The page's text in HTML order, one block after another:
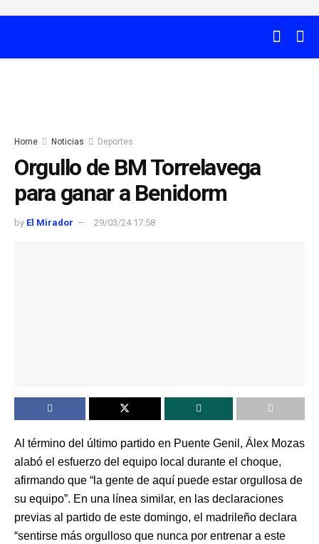
Home Noticias Deportes
Orgullo de BM Torrelavega
para ganar a Benidorm
by El Mirador 29/03/24 17:58
Al término del último partido en Puente Genil, Álex Mozas
alabó el esfuerzo del equipo local durante el choque,
afirmando que “la gente de aquí puede estar orgullosa de
su equipo”. En una línea similar, en las declaraciones
previas al partido de este domingo, el madrileño declara
“sentirse más orgulloso que nunca por entrenar a este